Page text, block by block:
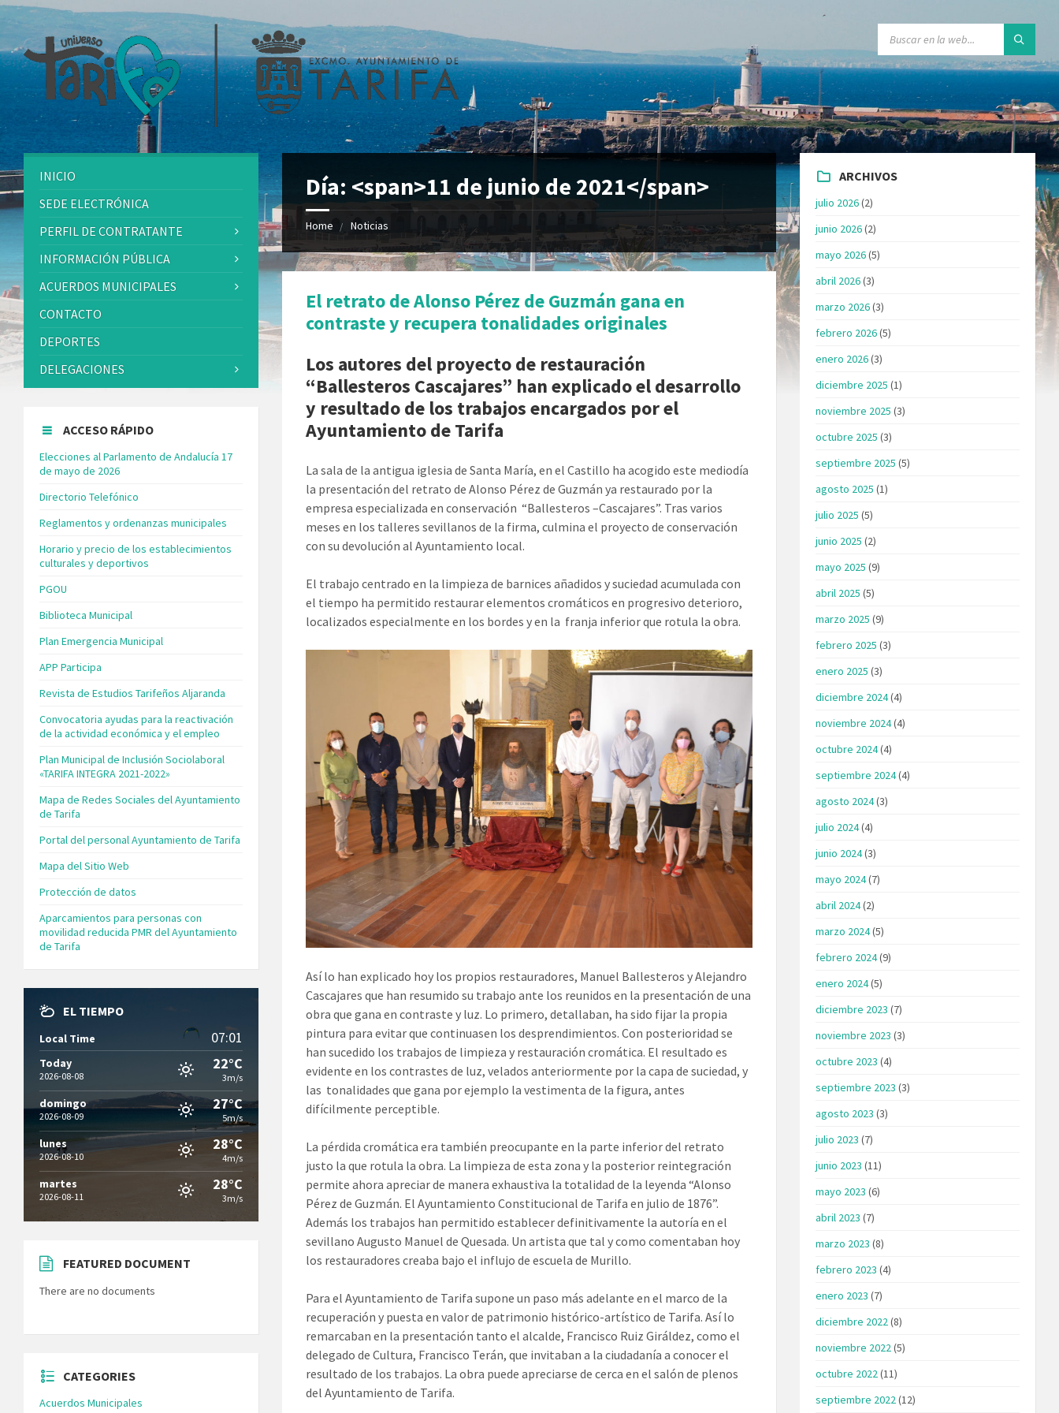
Día: <span>11 de junio de 2021</span>
Home Noticias
El retrato de Alonso Pérez de Guzmán gana en
contraste y recupera tonalidades originales
Los autores del proyecto de restauración
“Ballesteros Cascajares” han explicado el desarrollo
y resultado de los trabajos encargados por el
Ayuntamiento de Tarifa
La sala de la antigua iglesia de Santa María, en el Castillo ha acogido este mediodía
la presentación del retrato de Alonso Pérez de Guzmán ya restaurado por la
empresa especializada en conservación “Ballesteros –Cascajares”. Tras varios
meses en los talleres sevillanos de la firma, culmina el proyecto de conservación
con su devolución al Ayuntamiento local.
El trabajo centrado en la limpieza de barnices añadidos y suciedad acumulada con
el tiempo ha permitido restaurar elementos cromáticos en progresivo deterioro,
localizados especialmente en los bordes y en la franja inferior que rotula la obra.
Así lo han explicado hoy los propios restauradores, Manuel Ballesteros y Alejandro
Cascajares que han resumido su trabajo ante los reunidos en la presentación de una
obra que gana en contraste y luz. Lo primero, detallaban, ha sido fijar la propia
pintura para evitar que continuasen los desprendimientos. Con posterioridad se
han sucedido los trabajos de limpieza y restauración cromática. El resultado es
evidente en los contrastes de luz, velados anteriormente por la capa de suciedad, y
las tonalidades que gana por ejemplo la vestimenta de la figura, antes
difícilmente perceptible.
La pérdida cromática era también preocupante en la parte inferior del retrato
justo la que rotula la obra. La limpieza de esta zona y la posterior reintegración
permite ahora apreciar de manera exhaustiva la totalidad de la leyenda “Alonso
Pérez de Guzmán. El Ayuntamiento Constitucional de Tarifa en julio de 1876”.
Además los trabajos han permitido establecer definitivamente la autoría en el
sevillano Augusto Manuel de Quesada. Un artista que tal y como comentaban hoy
los restauradores creaba bajo el influjo de escuela de Murillo.
Para el Ayuntamiento de Tarifa supone un paso más adelante en el marco de la
recuperación y puesta en valor de patrimonio histórico-artístico de Tarifa. Así lo
remarcaban en la presentación tanto el alcalde, Francisco Ruiz Giráldez, como el
delegado de Cultura, Francisco Terán, que invitaban a la ciudadanía a conocer el
resultado de los trabajos. La obra puede apreciarse de cerca en el salón de plenos
del Ayuntamiento de Tarifa.
INICIO
SEDE ELECTRÓNICA
PERFIL DE CONTRATANTE
INFORMACIÓN PÚBLICA
ACUERDOS MUNICIPALES
CONTACTO
DEPORTES
DELEGACIONES
ACCESO RÁPIDO
Elecciones al Parlamento de Andalucía 17
de mayo de 2026
Directorio Telefónico
Reglamentos y ordenanzas municipales
Horario y precio de los establecimientos
culturales y deportivos
PGOU
Biblioteca Municipal
Plan Emergencia Municipal
APP Participa
Revista de Estudios Tarifeños Aljaranda
Convocatoria ayudas para la reactivación
de la actividad económica y el empleo
Plan Municipal de Inclusión Sociolaboral
«TARIFA INTEGRA 2021-2022»
Mapa de Redes Sociales del Ayuntamiento
de Tarifa
Portal del personal Ayuntamiento de Tarifa
Mapa del Sitio Web
Protección de datos
Aparcamientos para personas con
movilidad reducida PMR del Ayuntamiento
de Tarifa
EL TIEMPO
Local Time 07:01
Today
2026-08-08
22°C
3m/s
domingo
2026-08-09
27°C
5m/s
lunes
2026-08-10
28°C
4m/s
martes
2026-08-11
28°C
3m/s
FEATURED DOCUMENT
There are no documents
CATEGORIES
Acuerdos Municipales
ARCHIVOS
julio 2026(2)
junio 2026(2)
mayo 2026(5)
abril 2026(3)
marzo 2026(3)
febrero 2026(5)
enero 2026(3)
diciembre 2025 (1)
noviembre 2025 (3)
octubre 2025 (3)
septiembre 2025 (5)
agosto 2025 (1)
julio 2025 (5)
junio 2025 (2)
mayo 2025 (9)
abril 2025 (5)
marzo 2025 (9)
febrero 2025 (3)
enero 2025 (3)
diciembre 2024(4)
noviembre 2024(4)
octubre 2024(4)
septiembre 2024(4)
agosto 2024(3)
julio 2024(4)
junio 2024(3)
mayo 2024(7)
abril 2024(2)
marzo 2024(5)
febrero 2024(9)
enero 2024(5)
diciembre 2023 (7)
noviembre 2023 (3)
octubre 2023 (4)
septiembre 2023 (3)
agosto 2023 (3)
julio 2023 (7)
junio 2023 (11)
mayo 2023 (6)
abril 2023 (7)
marzo 2023 (8)
febrero 2023 (4)
enero 2023 (7)
diciembre 2022 (8)
noviembre 2022 (5)
octubre 2022 (11)
septiembre 2022 (12)